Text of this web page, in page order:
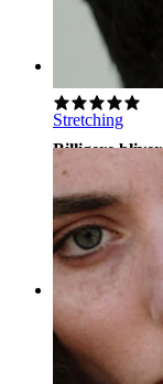
Stretching
Billigere
De er billige
lyder for godt
Stinna
Rating
vildt smart